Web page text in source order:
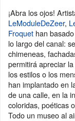
¡Abra los ojos!
LeModuleDeZeer,
Froquet han
lo largo del canal:
chimeneas,
permitirá apreciar
los estilos o los
han implantado en
de una calle, en la
coloridas, poéticas
Todo un museo al